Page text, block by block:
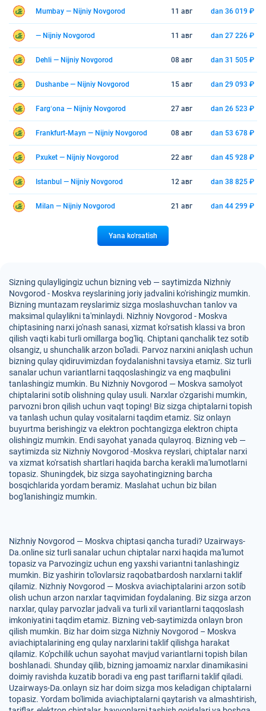
Mumbay — Nijniy Novgorod 11 авг dan 36 019 ₽
— Nijniy Novgorod 11 авг dan 27 226 ₽
Dehli — Nijniy Novgorod 08 авг dan 31 505 ₽
Dushanbe — Nijniy Novgorod 15 авг dan 29 093 ₽
Fargʻona — Nijniy Novgorod 27 авг dan 26 523 ₽
Frankfurt-Mayn — Nijniy Novgorod 08 авг dan 53 678 ₽
Pxuket — Nijniy Novgorod 22 авг dan 45 928 ₽
Istanbul — Nijniy Novgorod 12 авг dan 38 825 ₽
Milan — Nijniy Novgorod 21 авг dan 44 299 ₽
Yana ko'rsatish
Sizning qulayligingiz uchun bizning veb — saytimizda Nizhniy
Novgorod - Moskva reyslarining joriy jadvalini ko'rishingiz mumkin.
Bizning muntazam reyslarimiz sizga moslashuvchan tanlov va
maksimal qulaylikni ta'minlaydi. Nizhniy Novgorod - Moskva
chiptasining narxi jo'nash sanasi, xizmat ko'rsatish klassi va bron
qilish vaqti kabi turli omillarga bog'liq. Chiptani qanchalik tez sotib
olsangiz, u shunchalik arzon bo'ladi. Parvoz narxini aniqlash uchun
bizning qulay qidiruvimizdan foydalanishni tavsiya etamiz. Siz turli
sanalar uchun variantlarni taqqoslashingiz va eng maqbulini
tanlashingiz mumkin. Bu Nizhniy Novgorod — Moskva samolyot
chiptalarini sotib olishning qulay usuli. Narxlar o'zgarishi mumkin,
parvozni bron qilish uchun vaqt toping! Biz sizga chiptalarni topish
va tanlash uchun qulay vositalarni taqdim etamiz. Siz onlayn
buyurtma berishingiz va elektron pochtangizga elektron chipta
olishingiz mumkin. Endi sayohat yanada qulayroq. Bizning veb —
saytimizda siz Nizhniy Novgorod -Moskva reyslari, chiptalar narxi
va xizmat ko'rsatish shartlari haqida barcha kerakli ma'lumotlarni
topasiz. Shuningdek, biz sizga sayohatingizning barcha
bosqichlarida yordam beramiz. Maslahat uchun biz bilan
bog'lanishingiz mumkin.
Nizhniy Novgorod — Moskva chiptasi qancha turadi? Uzairways-
Da.online siz turli sanalar uchun chiptalar narxi haqida ma'lumot
topasiz va Parvozingiz uchun eng yaxshi variantni tanlashingiz
mumkin. Biz yashirin to'lovlarsiz raqobatbardosh narxlarni taklif
qilamiz. Nizhniy Novgorod — Moskva aviachiptalarini arzon sotib
olish uchun arzon narxlar taqvimidan foydalaning. Biz sizga arzon
narxlar, qulay parvozlar jadvali va turli xil variantlarni taqqoslash
imkoniyatini taqdim etamiz. Bizning veb-saytimizda onlayn bron
qilish mumkin. Biz har doim sizga Nizhniy Novgorod – Moskva
aviachiptalarining eng qulay narxlarini taklif qilishga harakat
qilamiz. Ko'pchilik uchun sayohat mavjud variantlarni topish bilan
boshlanadi. Shunday qilib, bizning jamoamiz narxlar dinamikasini
doimiy ravishda kuzatib boradi va eng past tariflarni taklif qiladi.
Uzairways-Da.onlayn siz har doim sizga mos keladigan chiptalarni
topasiz. Yordam bo'limida aviachiptalarni qaytarish va almashtirish,